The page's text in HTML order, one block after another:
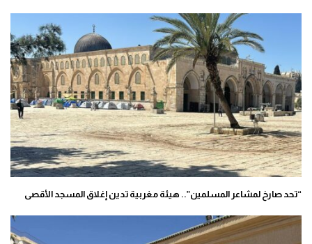
“تحد صارخ لمشاعر المسلمين”.. هيئة مغربية تدين إغلاق المسجد الأقصى